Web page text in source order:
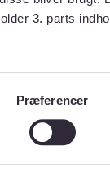
3. parts
Præferencer